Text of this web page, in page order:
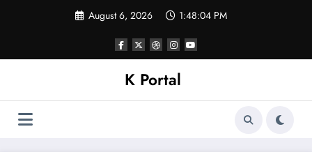
August 6, 2026 1:48:06 PM
K Portal